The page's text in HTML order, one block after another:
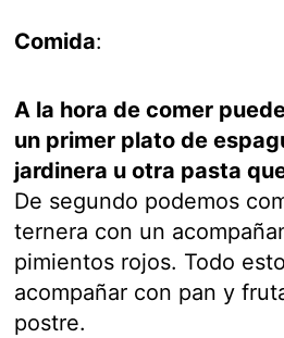
Comida:
A la hora de comer
un primer plato de
jardinera u otra pasta
De segundo podemos
ternera con un
pimientos rojos. Todo
acompañar con pan y
postre.